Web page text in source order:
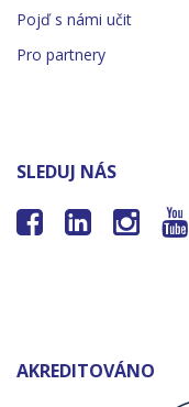
Pojď s námi učit
Pro partnery
SLEDUJ NÁS
   
AKREDITOVÁNO